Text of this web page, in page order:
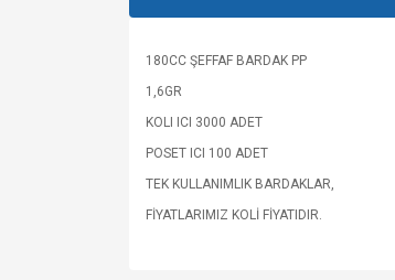
180CC ŞEFFAF BARDAK PP
1,6GR
KOLI ICI 3000 ADET
POSET ICI 100 ADET
TEK KULLANIMLIK BARDAKLAR,
FİYATLARIMIZ KOLİ FİYATIDIR.